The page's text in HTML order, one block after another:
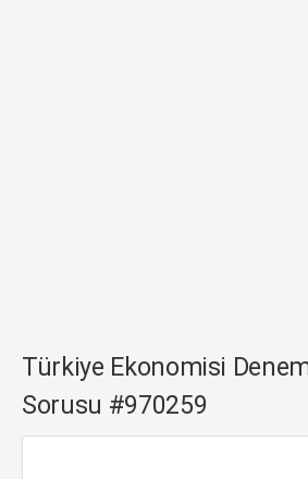
Türkiye Ekonomisi
Sorusu #970259